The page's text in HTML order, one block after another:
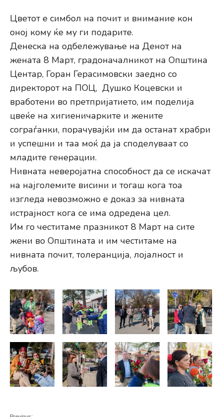
Цветот е симбол на почит и внимание кон
оној кому ќе му ги подарите.
Денеска на одбележување на Денот на
жената 8 Март, градоначалникот на Општина
Центар, Горан Герасимовски заедно со
директорот на ПОЦ, Душко Коцевски и
вработени во претпријатието, им поделија
цвеќе на хигиеничарките и жените
сограѓанки, порачувајќи им да останат храбри
и успешни и таа моќ да ја споделуваат со
младите генерации.
Нивната неверојатна способност да се искачат
на најголемите висини и тогаш кога тоа
изгледа невозможно е доказ за нивната
истрајност кога се има одредена цел.
Им го честитаме празникот 8 Март на сите
жени во Општината и им честитаме на
нивната почит, толеранција, лојалност и
љубов.